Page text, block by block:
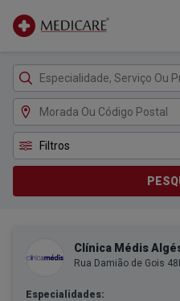
Filtros
Clínica Médis
Rua Damião de Gois
Especialidades: